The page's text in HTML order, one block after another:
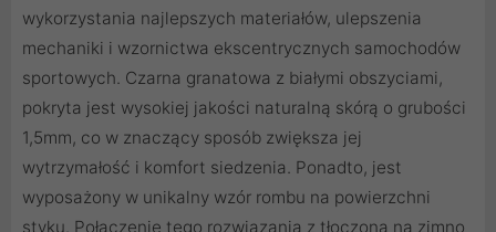
wykorzystania najlepszych materiałów, ulepszenia
mechaniki i wzornictwa ekscentrycznych samochodów
sportowych. Czarna granatowa z białymi obszyciami,
pokryta jest wysokiej jakości naturalną skórą o grubości
1,5mm, co w znaczący sposób zwiększa jej
wytrzymałość i komfort siedzenia. Ponadto, jest
wyposażony w unikalny wzór rombu na powierzchni
styku. Połączenie tego rozwiązania z tłoczoną na zimno